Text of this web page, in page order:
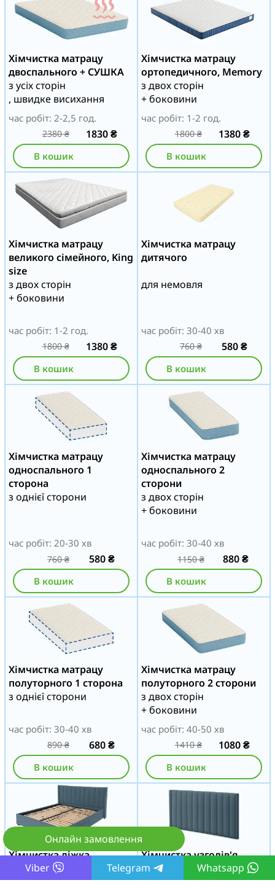
Онлайн замовлення
Viber Telegram Whatsapp
Хімчистка матрацу
двоспального + СУШКА
з усіх сторін
, швидке висихання
час робіт: 2-2,5 год.
2380₴ 1830₴
В кошик
Хімчистка матрацу
ортопедичного, Memory
з двох сторін
+ боковини
час робіт: 1-2 год.
1800₴ 1380₴
В кошик
Хімчистка матрацу
великого сімейного, King
size
з двох сторін
+ боковини
час робіт: 1-2 год.
1800₴ 1380₴
В кошик
Хімчистка матрацу
дитячого
для немовля
час робіт: 30-40 хв
760₴ 580₴
В кошик
Хімчистка матрацу
односпального 1
сторона
з однієї сторони
час робіт: 20-30 хв
760₴ 580₴
В кошик
Хімчистка матрацу
односпального 2
сторони
з двох сторін
+ боковини
час робіт: 30-40 хв
1150₴ 880₴
В кошик
Хімчистка матрацу
полуторного 1 сторона
з однієї сторони
час робіт: 30-40 хв
890₴ 680₴
В кошик
Хімчистка матрацу
полуторного 2 сторони
з двох сторін
+ боковини
час робіт: 40-50 хв
1410₴ 1080₴
В кошик
Хімчистка ліжка
двоспального
м’який корпус з
Хімчистка узголів'я
ліжка
м’яка спинка ліжка